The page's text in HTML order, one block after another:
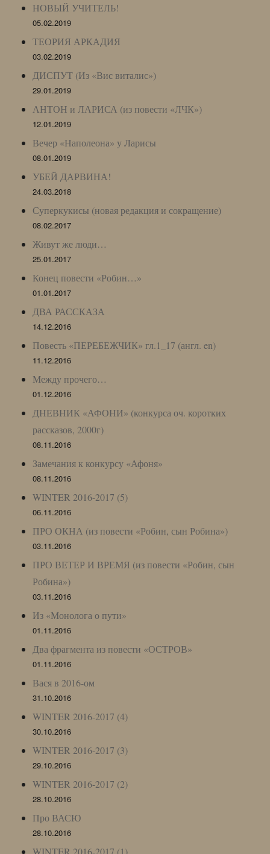
НОВЫЙ УЧИТЕЛЬ!
05.02.2019
ТЕОРИЯ АРКАДИЯ
03.02.2019
ДИСПУТ (Из «Вис виталис»)
29.01.2019
АНТОН и ЛАРИСА (из повести «ЛЧК»)
12.01.2019
Вечер «Наполеона» у Ларисы
08.01.2019
УБЕЙ ДАРВИНА!
24.03.2018
Суперкукисы (новая редакция и сокращение)
08.02.2017
Живут же люди…
25.01.2017
Конец повести «Робин…»
01.01.2017
ДВА РАССКАЗА
14.12.2016
Повесть «ПЕРЕБЕЖЧИК» гл.1_17 (англ. en)
11.12.2016
Между прочего…
01.12.2016
ДНЕВНИК «АФОНИ» (конкурса оч. коротких
рассказов, 2000г)
08.11.2016
Замечания к конкурсу «Афоня»
08.11.2016
WINTER 2016-2017 (5)
06.11.2016
ПРО ОКНА (из повести «Робин, сын Робина»)
03.11.2016
ПРО ВЕТЕР И ВРЕМЯ (из повести «Робин, сын
Робина»)
03.11.2016
Из «Монолога о пути»
01.11.2016
Два фрагмента из повести «ОСТРОВ»
01.11.2016
Вася в 2016-ом
31.10.2016
WINTER 2016-2017 (4)
30.10.2016
WINTER 2016-2017 (3)
29.10.2016
WINTER 2016-2017 (2)
28.10.2016
Про ВАСЮ
28.10.2016
WINTER 2016-2017 (1)